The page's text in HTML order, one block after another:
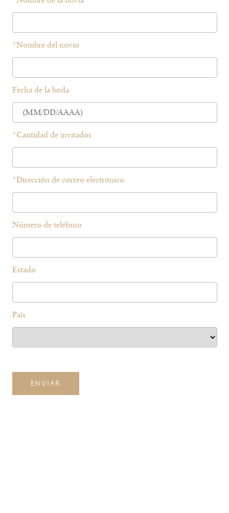
*Nombre del novio
Fecha de la boda
*Cantidad de invitados
*Dirección de correo electrónico
Número de teléfono
Estado
País
ENVIAR